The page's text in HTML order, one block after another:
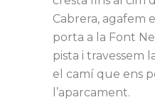
Cabrera, agafem
porta a la Font
pista i travessem
el camí que ens
l’aparcament.